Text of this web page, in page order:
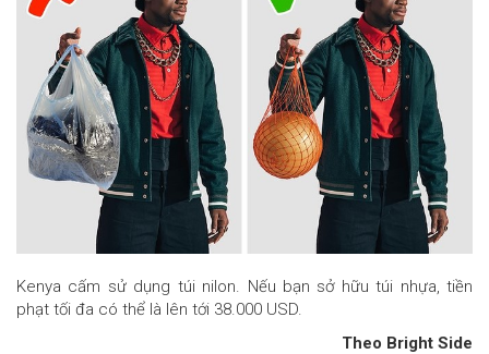
Kenya cấm sử dụng túi nilon. Nếu bạn sở hữu túi nhựa, tiền
phạt tối đa có thể là lên tới 38.000 USD.
Theo Bright Side